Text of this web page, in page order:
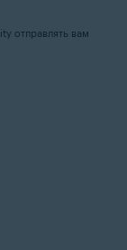
отправлять вам